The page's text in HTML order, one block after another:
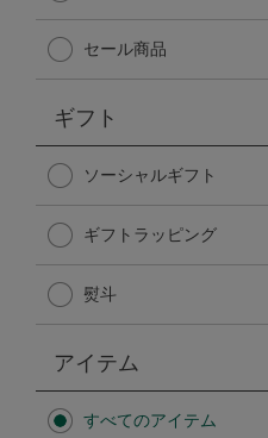
Afternoon Tea TEAROOM
日傘
保冷バッグ
セール商品
ギフト
ソーシャルギフト
ギフトラッピング
熨斗
アイテム
すべてのアイテム